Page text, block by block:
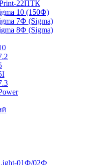
22ПТК
10 (150Ф)
7Ф (Sigma)
8Ф (Sigma)
01Ф/02Ф